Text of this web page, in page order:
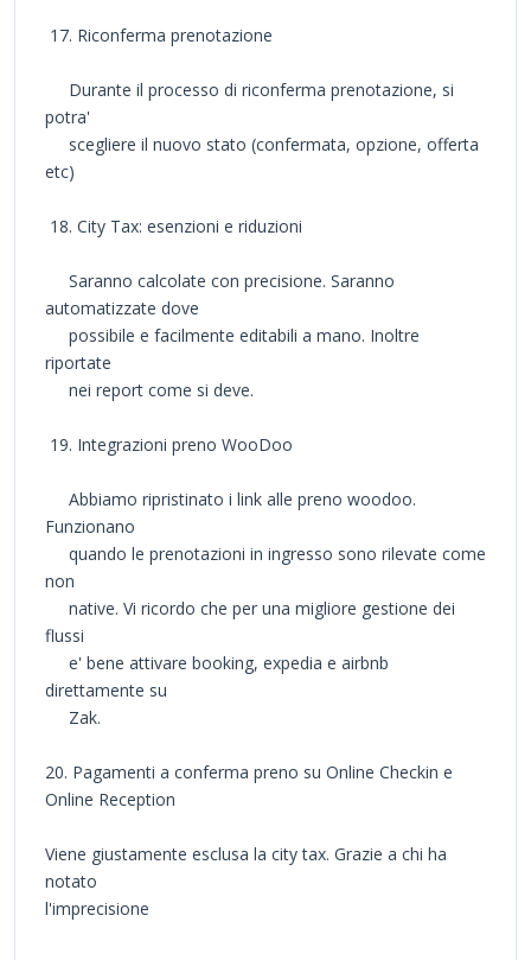
17. Riconferma prenotazione
Durante il processo di riconferma prenotazione, si
potra'
scegliere il nuovo stato (confermata, opzione, offerta
etc)
18. City Tax: esenzioni e riduzioni
Saranno calcolate con precisione. Saranno
automatizzate dove
possibile e facilmente editabili a mano. Inoltre
riportate
nei report come si deve.
19. Integrazioni preno WooDoo
Abbiamo ripristinato i link alle preno woodoo.
Funzionano
quando le prenotazioni in ingresso sono rilevate come
non
native. Vi ricordo che per una migliore gestione dei
flussi
e' bene attivare booking, expedia e airbnb
direttamente su
Zak.
20. Pagamenti a conferma preno su Online Checkin e
Online Reception
Viene giustamente esclusa la city tax. Grazie a chi ha
notato
l'imprecisione